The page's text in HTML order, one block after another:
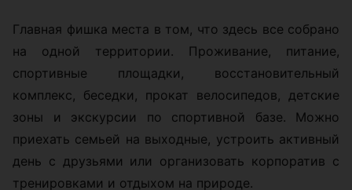
Главная фишка места в том, что здесь все собрано
на одной территории. Проживание, питание,
спортивные площадки, восстановительный
комплекс, беседки, прокат велосипедов, детские
зоны и экскурсии по спортивной базе. Можно
приехать семьей на выходные, устроить активный
день с друзьями или организовать корпоратив с
тренировками и отдыхом на природе.